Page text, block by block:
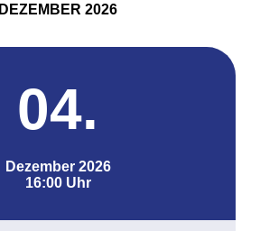
DEZEMBER 2026
04.
Dezember 2026
16:00 Uhr